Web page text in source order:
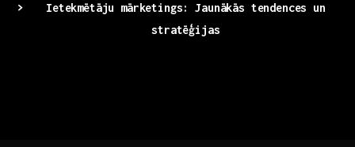
Ietekmētāju mārketings: Jaunākās tendences un
stratēģijas